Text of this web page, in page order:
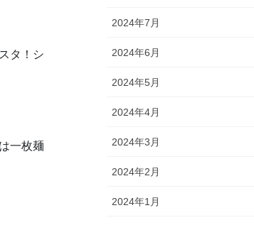
タ！シ
一枚麺
2024年7月
2024年6月
2024年5月
2024年4月
2024年3月
2024年2月
2024年1月